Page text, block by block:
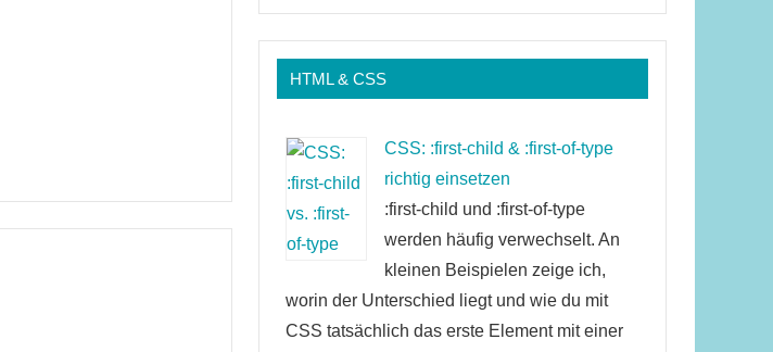
HTML & CSS
CSS: :first-child & :first-of-type
richtig einsetzen
:first-child und :first-of-type
werden häufig verwechselt. An
kleinen Beispielen zeige ich,
worin der Unterschied liegt und wie du mit
CSS tatsächlich das erste Element mit einer